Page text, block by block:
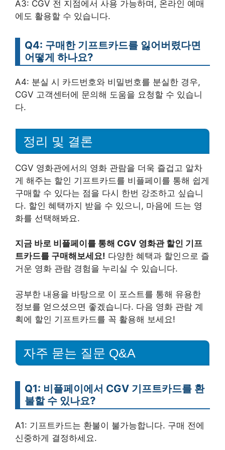
A3: CGV 전 지점에서 사용 가능하며, 온라인 예매
에도 활용할 수 있습니다.
Q4: 구매한 기프트카드를 잃어버렸다면
어떻게 하나요?
A4: 분실 시 카드번호와 비밀번호를 분실한 경우,
CGV 고객센터에 문의해 도움을 요청할 수 있습니
다.
정리 및 결론
CGV 영화관에서의 영화 관람을 더욱 즐겁고 알차
게 해주는 할인 기프트카드를 비플페이를 통해 쉽게
구매할 수 있다는 점을 다시 한번 강조하고 싶습니
다. 할인 혜택까지 받을 수 있으니, 마음에 드는 영
화를 선택해봐요.
지금 바로 비플페이를 통해 CGV 영화관 할인 기프
트카드를 구매해보세요! 다양한 혜택과 할인으로 즐
거운 영화 관람 경험을 누리실 수 있습니다.
공부한 내용을 바탕으로 이 포스트를 통해 유용한
정보를 얻으셨으면 좋겠습니다. 다음 영화 관람 계
획에 할인 기프트카드를 꼭 활용해 보세요!
자주 묻는 질문 Q&A
Q1: 비플페이에서 CGV 기프트카드를 환
불할 수 있나요?
A1: 기프트카드는 환불이 불가능합니다. 구매 전에
신중하게 결정하세요.